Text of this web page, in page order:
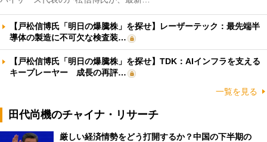
【戸松信博氏「明日の爆騰株」を探せ】レーザーテック：最先端半
導体の製造に不可欠な検査装…
【戸松信博氏「明日の爆騰株」を探せ】TDK：AIインフラを支える
キープレーヤー 成長の再評…
一覧を見る
田代尚機のチャイナ・リサーチ
厳しい経済情勢をどう打開するか？中国の下半期の